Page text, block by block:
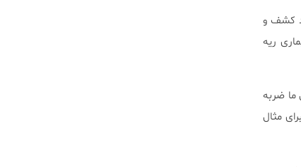
کشف و
ریه
ما ضربه
مثال